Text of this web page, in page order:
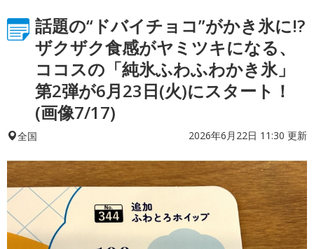
話題の“ドバイチョコ”がかき氷に!?
ザクザク食感がヤミツキになる、
ココスの「純氷ふわふわかき氷」
第2弾が6月23日(火)にスタート！
(画像7/17)
全国 2026年6月22日 11:30 更新